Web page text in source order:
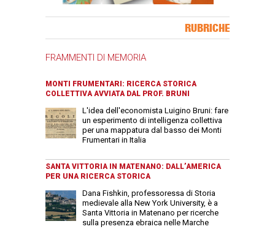
RUBRICHE
FRAMMENTI DI MEMORIA
MONTI FRUMENTARI: RICERCA STORICA
COLLETTIVA AVVIATA DAL PROF. BRUNI
L'idea dell'economista Luigino Bruni: fare
un esperimento di intelligenza collettiva
per una mappatura dal basso dei Monti
Frumentari in Italia
SANTA VITTORIA IN MATENANO: DALL’AMERICA
PER UNA RICERCA STORICA
Dana Fishkin, professoressa di Storia
medievale alla New York University, è a
Santa Vittoria in Matenano per ricerche
sulla presenza ebraica nelle Marche